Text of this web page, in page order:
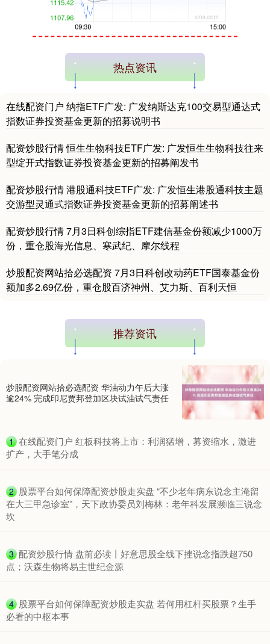
期指IC0 7877.80 +164.40 +2.13%
上证综指 3940.04
热点资讯
在线配资门户 纳指ETF广发: 广发纳斯达克100交易型通达式
指数证券投资基金更新的招募说明书
配资炒股行情 恒生生物科技ETF广发: 广发恒生生物科技往来
型绽开式指数证券投资基金更新的招募阐发书
配资炒股行情 港股通科技ETF广发: 广发恒生港股通科技主题
交游型灵通式指数证券投资基金更新的招募阐述书
配资炒股行情 7月3日科创综指ETF建信基金份额减少1000万
份，重仓股海光信息、寒武纪、摩尔线程
炒股配资网站拾必选配资 7月3日科创改动药ETF国泰基金份
额加多2.69亿份，重仓股百济神州、艾力斯、百利天恒
推荐资讯
炒股配资网站拾必选配资 华油动力午后大涨
逾24% 完成印尼贾邦登加区块试油试气责任
1 ​在线配资门户 红板科技将上市：利润猛增，募资缩水，激进
扩产，大手笔分成
2 ​股票平台如何保障配资炒股走实盘 “不少老年病东说念主淹留
在大三甲急诊室”，天下政协委员刘梅林：老年科发展濒临三说念
坎
3 ​配资炒股行情 盘前必读丨好意思股全线下挫说念指跌超750
点；沃森生物将易主世纪金源
4 ​股票平台如何保障配资炒股走实盘 若何用杠杆买股票？生手
必看的中枢本事